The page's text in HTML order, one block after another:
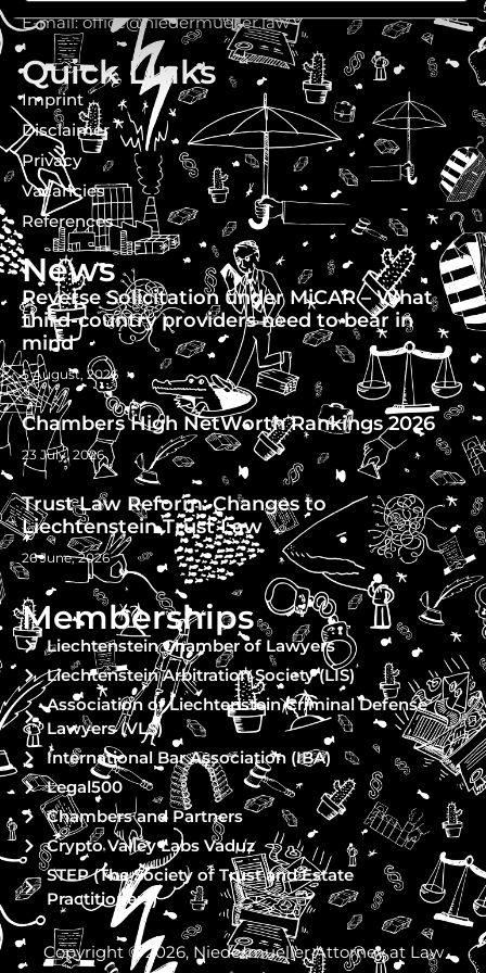
E-mail: office@niedermueller.law
Quick Links
Imprint
Disclaimer
Privacy
Vacancies
References
News
Reverse Solicitation under MiCAR – What
third-country providers need to bear in
mind
5 August, 2026
Chambers High NetWorth Rankings 2026
23 July, 2026
Trust Law Reform: Changes to
Liechtenstein Trust Law
26 June, 2026
Memberships
Liechtenstein Chamber of Lawyers
Liechtenstein Arbitration Society (LIS)
Association of Liechtenstein Criminal Defense
Lawyers (VLS)
International Bar Association (IBA)
Legal500
Chambers and Partners
Crypto Valley Labs Vaduz
STEP (The Society of Trust and Estate
Practitioners)
Copyright © 2026, Niedermueller Attorney at Law